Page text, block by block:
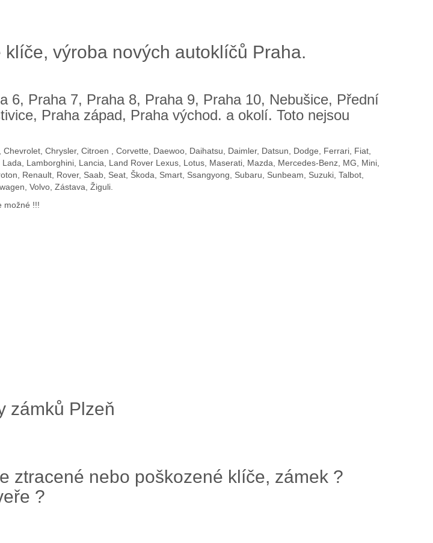
výroba nových autoklíčů Praha.
6, Praha 7, Praha 8, Praha 9, Praha 10, Nebušice, Přední
Praha západ, Praha východ. a okolí. Toto nejsou
Chrysler, Citroen , Corvette, Daewoo, Daihatsu, Daimler, Datsun, Dodge, Ferrari, Fiat,
Lamborghini, Lancia, Land Rover Lexus, Lotus, Maserati, Mazda, Mercedes-Benz, MG, Mini,
Renault, Rover, Saab, Seat, Škoda, Smart, Ssangyong, Subaru, Sunbeam, Suzuki, Talbot,
Volvo, Zástava, Žiguli.
možné !!!
zámků Plzeň
ztracené nebo poškozené klíče, zámek ?
?